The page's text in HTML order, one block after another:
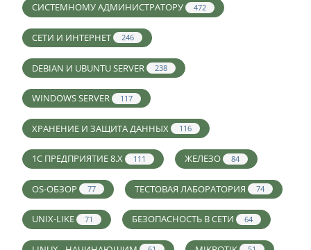
СИСТЕМНОМУ АДМИНИСТРАТОРУ 472
СЕТИ И ИНТЕРНЕТ 246
DEBIAN И UBUNTU SERVER 238
WINDOWS SERVER 117
ХРАНЕНИЕ И ЗАЩИТА ДАННЫХ 116
1С ПРЕДПРИЯТИЕ 8.X 111 ЖЕЛЕЗО 84
OS-ОБЗОР 77 ТЕСТОВАЯ ЛАБОРАТОРИЯ 74
UNIX-LIKE 71 БЕЗОПАСНОСТЬ В СЕТИ 64